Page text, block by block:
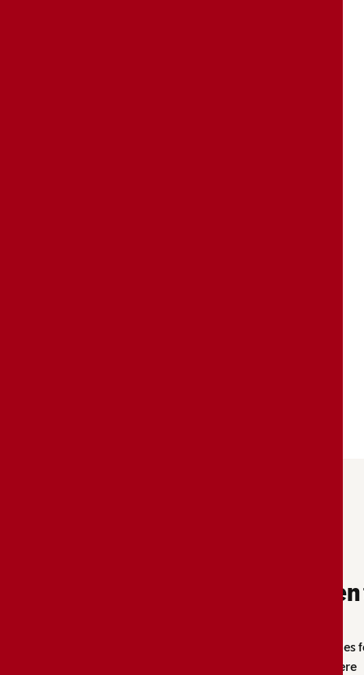
Une performance élevée,
Une pâte tendre qui gonfle en dizaines de
texture ultra légère